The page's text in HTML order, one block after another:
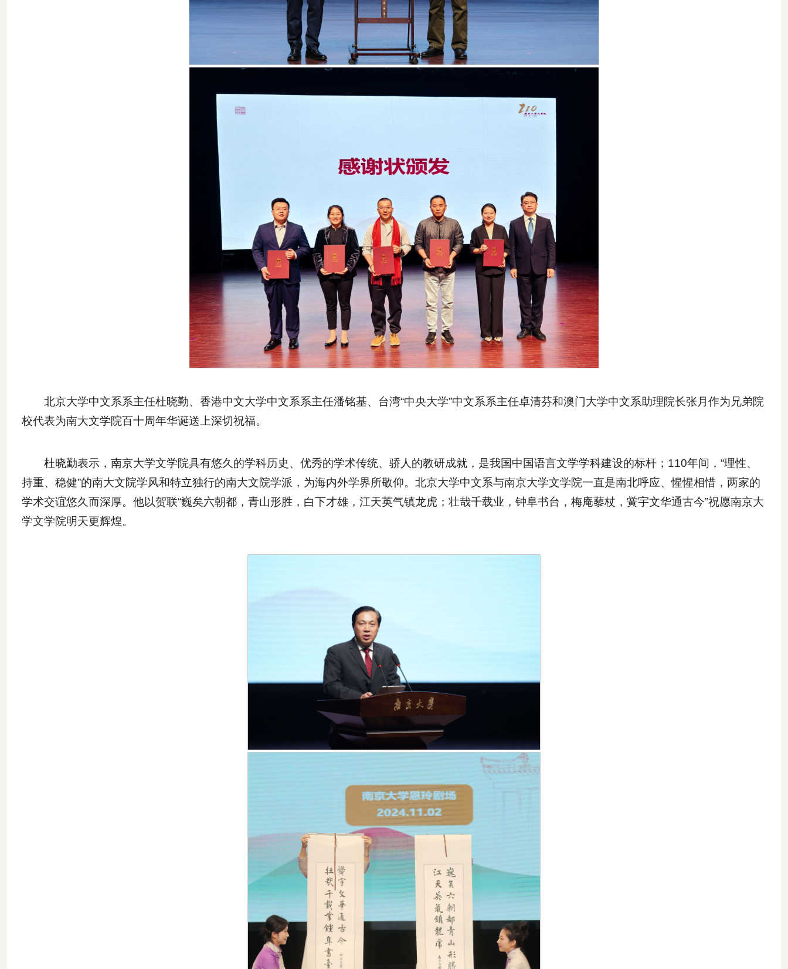
北京大学中文系系主任杜晓勤、香港中文大学中文系系主任潘铭基、台湾“中央大学”中文系系主任卓清芬和澳门大学中文系助理院长张月作为兄弟院
校代表为南大文学院百十周年华诞送上深切祝福。
杜晓勤表示，南京大学文学院具有悠久的学科历史、优秀的学术传统、骄人的教研成就，是我国中国语言文学学科建设的标杆；110年间，“理性、
持重、稳健”的南大文院学风和特立独行的南大文院学派，为海内外学界所敬仰。北京大学中文系与南京大学文学院一直是南北呼应、惺惺相惜，两家的
学术交谊悠久而深厚。他以贺联“巍矣六朝都，青山形胜，白下才雄，江天英气镇龙虎；壮哉千载业，钟阜书台，梅庵藜杖，黉宇文华通古今”祝愿南京大
学文学院明天更辉煌。